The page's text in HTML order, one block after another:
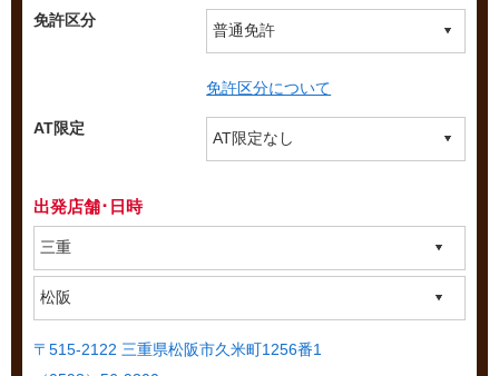
免許区分
免許区分について
AT限定
出発店舗･日時
〒515-2122 三重県松阪市久米町1256番1